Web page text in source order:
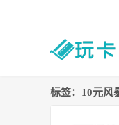
标签：10元风